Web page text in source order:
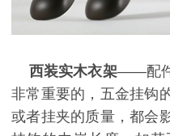
西装实木衣架——配件
非常重要的，五金挂钩
或者挂夹的质量，都会